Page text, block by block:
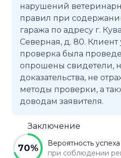
нарушений
правил при
гаража по адресу г.
Северная, д. 80. Клиент
проверка была
опрошены свидетели,
доказательства, не
методы проверки, а
доводам заявителя.
Заключение
70%
Вероятность успеха
при соблюдении